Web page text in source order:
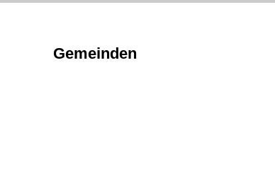
Gemeinden